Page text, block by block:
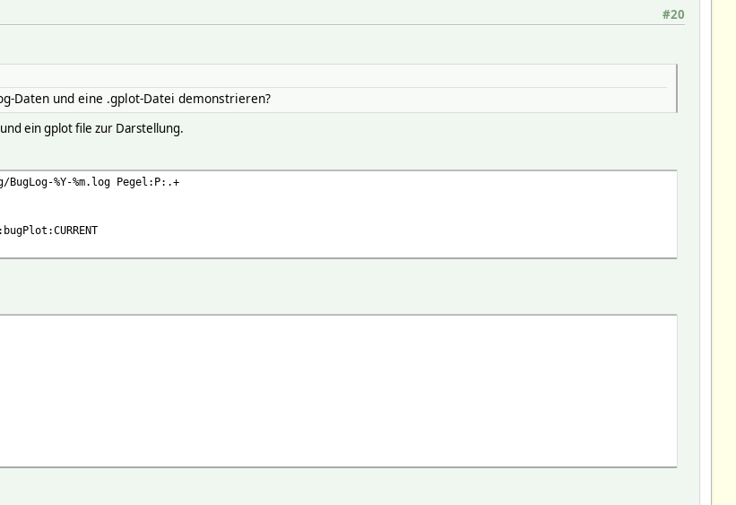
#20
Daten und eine .gplot-Datei demonstrieren?
ein gplot file zur Darstellung.
%Y-%m.log Pegel:P:.+